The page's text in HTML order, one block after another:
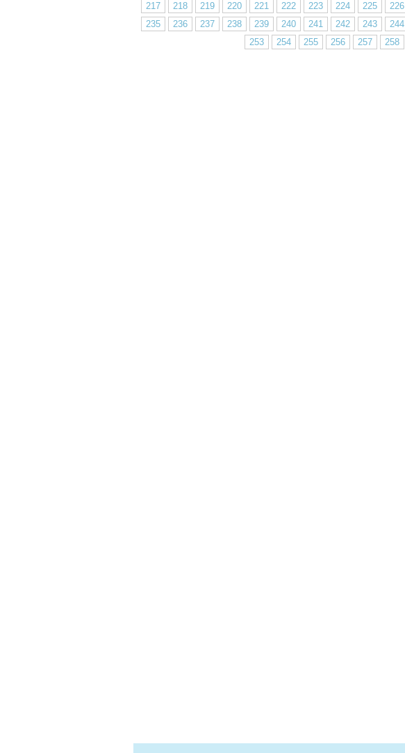
217
218 219 220 221 222 223 224 225 226
235
236 237 238 239 240 241 242 243 244
253
254 255 256 257 258